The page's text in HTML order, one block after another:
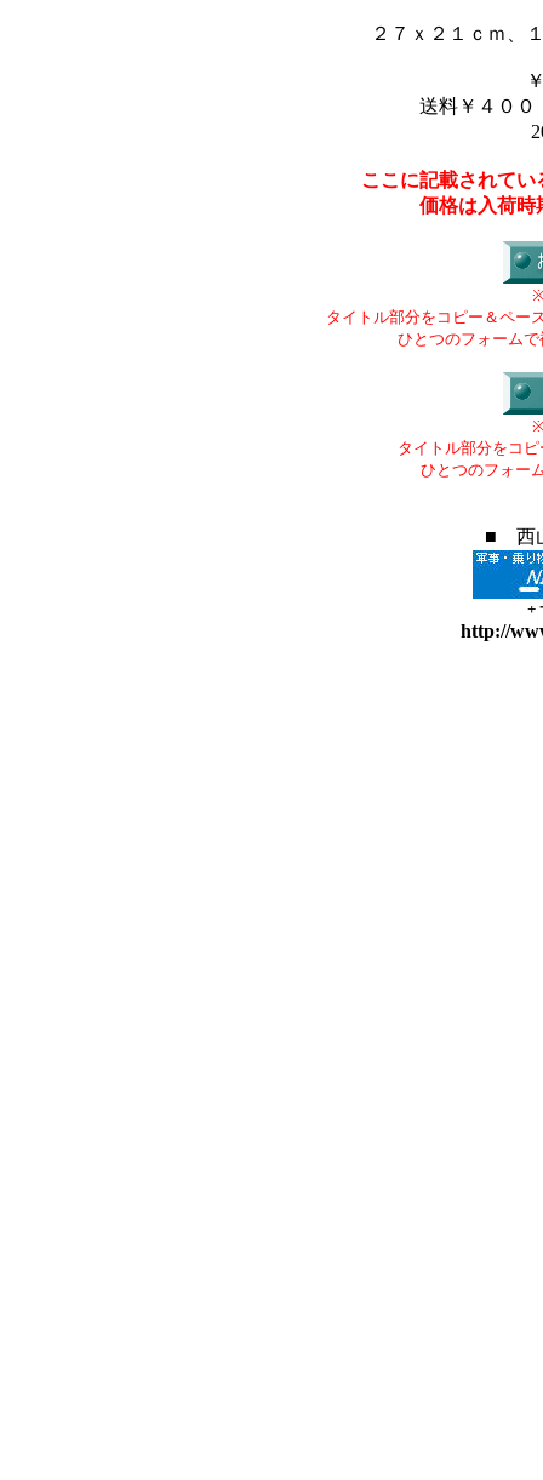
２７ｘ２１ｃｍ、
送料￥４００
ここに記載されて
価格は入荷時
タイトル部分をコピー＆ペー
ひとつのフォーム
タイトル部分をコ
ひとつのフォー
■ 西
+
http://